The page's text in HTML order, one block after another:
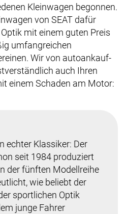
Kleinwagen begonnen.
von SEAT dafür
mit einem guten Preis
umfangreichen
Wir von autoankauf-
auch Ihren
einem Schaden am Motor:
echter Klassiker: Der
seit 1984 produziert
der fünften Modellreihe
wie beliebt der
sportlichen Optik
junge Fahrer